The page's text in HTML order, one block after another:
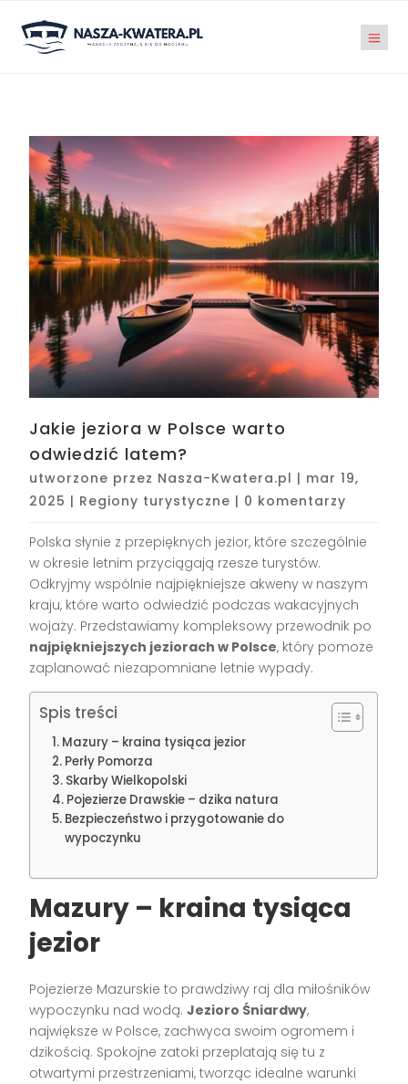
Jakie jeziora w Polsce warto
odwiedzić latem?
utworzone przez Nasza-Kwatera.pl | mar 19,
2025 | Regiony turystyczne | 0 komentarzy
Polska słynie z przepięknych jezior, które szczególnie
w okresie letnim przyciągają rzesze turystów.
Odkryjmy wspólnie najpiękniejsze akweny w naszym
kraju, które warto odwiedzić podczas wakacyjnych
wojaży. Przedstawiamy kompleksowy przewodnik po
najpiękniejszych jeziorach w Polsce, który pomoże
zaplanować niezapomniane letnie wypady.
Spis treści
Mazury – kraina tysiąca jezior
Perły Pomorza
Skarby Wielkopolski
Pojezierze Drawskie – dzika natura
Bezpieczeństwo i przygotowanie do
wypoczynku
Mazury – kraina tysiąca
jezior
Pojezierze Mazurskie to prawdziwy raj dla miłośników
wypoczynku nad wodą.Jezioro Śniardwy,
największe w Polsce, zachwyca swoim ogromem i
dzikością. Spokojne zatoki przeplatają się tu z
otwartymi przestrzeniami, tworząc idealne warunki